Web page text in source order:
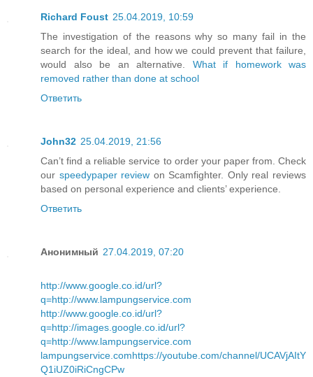
Richard Foust 25.04.2019, 10:59
The investigation of the reasons why so many fail in the
search for the ideal, and how we could prevent that failure,
would also be an alternative. What if homework was
removed rather than done at school
Ответить
John32 25.04.2019, 21:56
Can’t find a reliable service to order your paper from. Check
our speedypaper review on Scamfighter. Only real reviews
based on personal experience and clients’ experience.
Ответить
Анонимный 27.04.2019, 07:20
http://www.google.co.id/url?
q=http://www.lampungservice.com
http://www.google.co.id/url?
q=http://images.google.co.id/url?
q=http://www.lampungservice.com
lampungservice.comhttps://youtube.com/channel/UCAVjAItY
Q1iUZ0iRiCngCPw